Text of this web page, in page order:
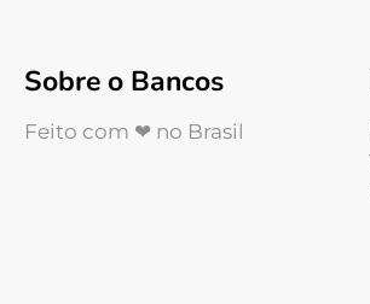
Sobre o Bancos
Feito com ❤ no Brasil